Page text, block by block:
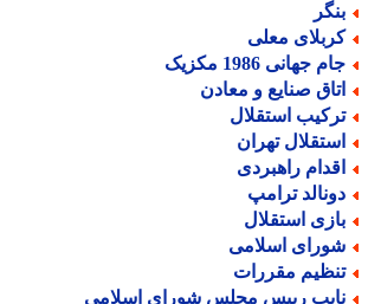
معلی
جهانی 1986 مکزیک
صنایع و معادن
استقلال
تهران
راهبردی
ترامپ
استقلال
اسلامی
مقررات
رییس مجلس شورای اسلامی